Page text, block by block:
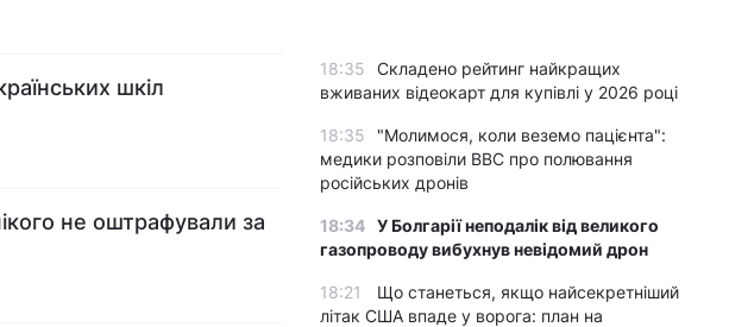
шкіл
не оштрафували за
18:35
Складено рейтинг найкращих
вживаних відеокарт для купівлі у 2026 році
18:35
"Молимося, коли веземо пацієнта":
медики розповіли BBC про полювання
російських дронів
18:34 У Болгарії неподалік від великого
газопроводу вибухнув невідомий дрон
18:21
Що станеться, якщо найсекретніший
літак США впаде у ворога: план на